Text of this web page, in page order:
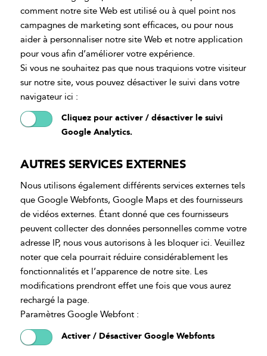
comment notre site Web est utilisé ou à quel point nos
campagnes de marketing sont efficaces, ou pour nous
aider à personnaliser notre site Web et notre application
pour vous afin d’améliorer votre expérience.
Si vous ne souhaitez pas que nous traquions votre visiteur
sur notre site, vous pouvez désactiver le suivi dans votre
navigateur ici :
Cliquez pour activer / désactiver le suivi
Google Analytics.
AUTRES SERVICES EXTERNES
Nous utilisons également différents services externes tels
que Google Webfonts, Google Maps et des fournisseurs
de vidéos externes. Étant donné que ces fournisseurs
peuvent collecter des données personnelles comme votre
adresse IP, nous vous autorisons à les bloquer ici. Veuillez
noter que cela pourrait réduire considérablement les
fonctionnalités et l’apparence de notre site. Les
modifications prendront effet une fois que vous aurez
rechargé la page.
Paramètres Google Webfont :
Activer / Désactiver Google Webfonts